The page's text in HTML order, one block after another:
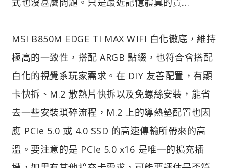
MSI B850M EDGE TI MAX WIFI 白化徹底，維持
極高的一致性，搭配 ARGB 點綴，也符合會搭配
白化的視覺系玩家需求。在 DIY 友善配置，有顯
卡快拆、M.2 散熱片快拆以及免螺絲安裝，能省
去一些安裝瑣碎流程，M.2 上的導熱墊配置也因
應 PCIe 5.0 或 4.0 SSD 的高速傳輸所帶來的高
溫。要注意的是 PCIe 5.0 x16 是唯一的擴充插